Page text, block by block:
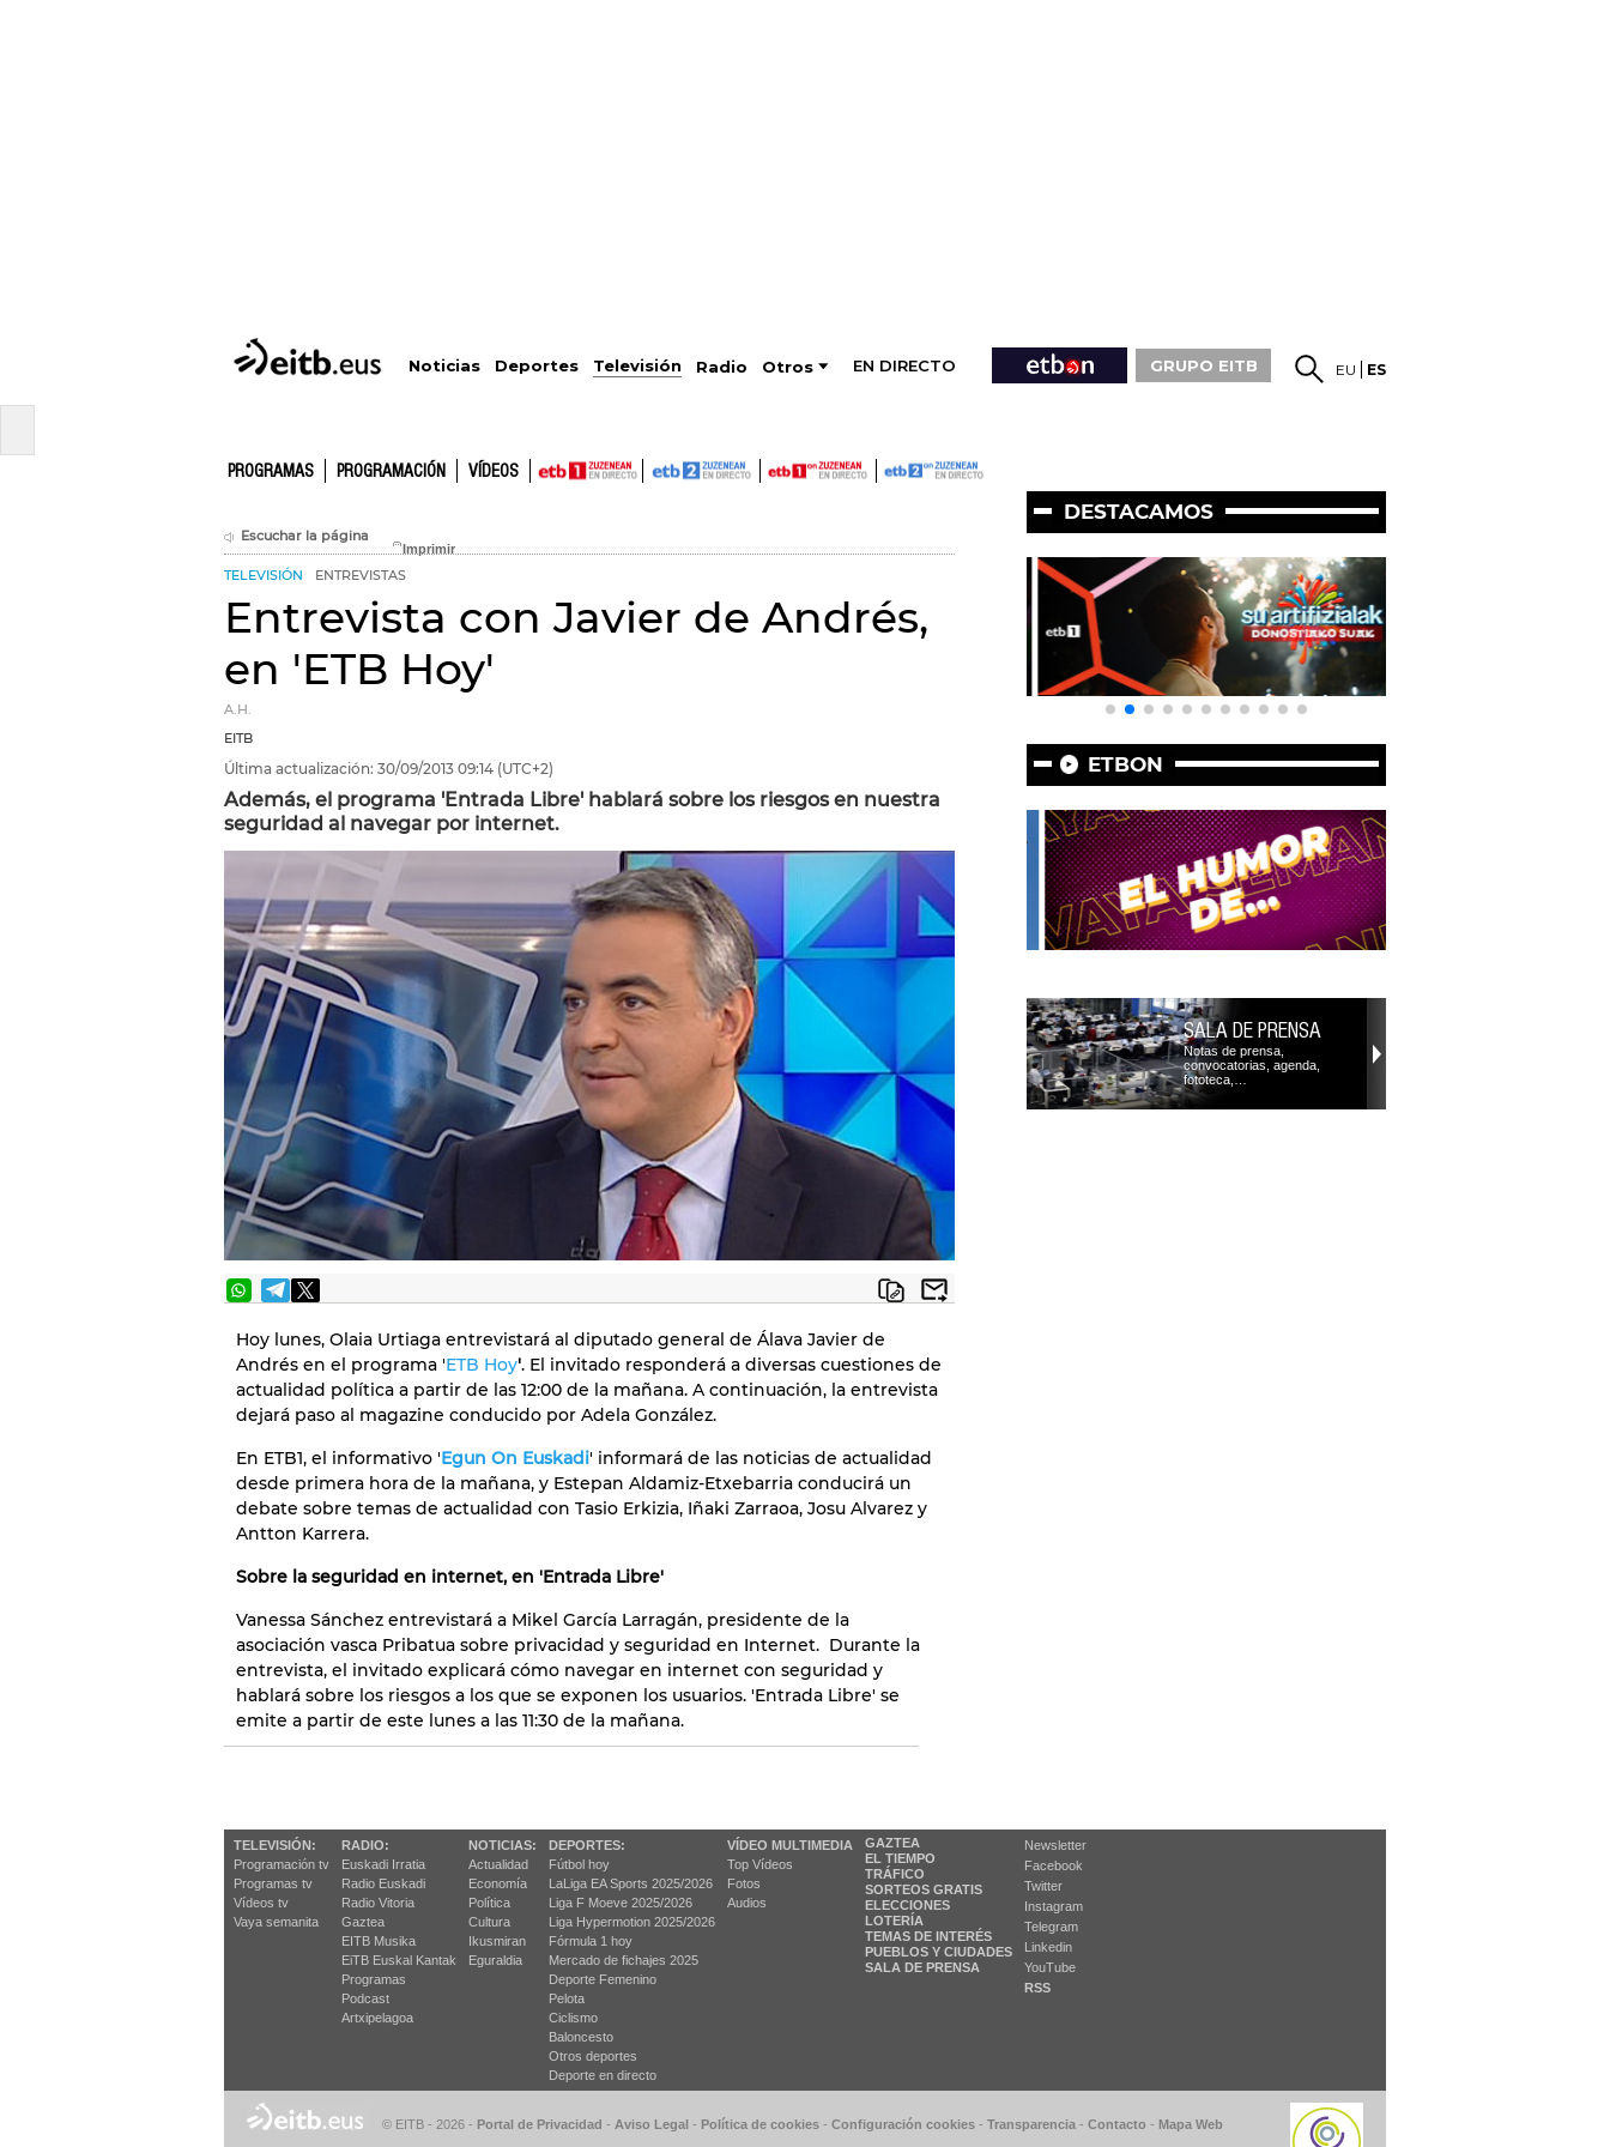
Noticias Deportes Televisión Radio Otros EN DIRECTO GRUPO EITB EU ES
PROGRAMAS PROGRAMACIÓN VÍDEOS
Escuchar la página
TELEVISIÓN ENTREVISTAS
Entrevista con Javier de Andrés,
en 'ETB Hoy'
A.H.
EITB
Última actualización: 30/09/2013 09:14 (UTC+2)
Además, el programa 'Entrada Libre' hablará sobre los riesgos en nuestra
seguridad al navegar por internet.
Hoy lunes, Olaia Urtiaga entrevistará al diputado general de Álava Javier de
Andrés en el programa 'ETB Hoy'. El invitado responderá a diversas cuestiones de
actualidad política a partir de las 12:00 de la mañana. A continuación, la entrevista
dejará paso al magazine conducido por Adela González.
En ETB1, el informativo 'Egun On Euskadi' informará de las noticias de actualidad
desde primera hora de la mañana, y Estepan Aldamiz-Etxebarria conducirá un
debate sobre temas de actualidad con Tasio Erkizia, Iñaki Zarraoa, Josu Alvarez y
Antton Karrera.
Sobre la seguridad en internet, en 'Entrada Libre'
Vanessa Sánchez entrevistará a Mikel García Larragán, presidente de la
asociación vasca Pribatua sobre privacidad y seguridad en Internet. Durante la
entrevista, el invitado explicará cómo navegar en internet con seguridad y
hablará sobre los riesgos a los que se exponen los usuarios. 'Entrada Libre' se
emite a partir de este lunes a las 11:30 de la mañana.
DESTACAMOS
ETBON
SALA DE PRENSA
Notas de prensa,
convocatorias, agenda,
fototeca,…
TELEVISIÓN:
Programación tv
Programas tv
Vídeos tv
Vaya semanita
RADIO:
Euskadi Irratia
Radio Euskadi
Radio Vitoria
Gaztea
EITB Musika
EiTB Euskal Kantak
Programas
Podcast
Artxipelagoa
NOTICIAS:
Actualidad
Economía
Política
Cultura
Ikusmiran
Eguraldia
DEPORTES:
Fútbol hoy
LaLiga EA Sports 2025/2026
Liga F Moeve 2025/2026
Liga Hypermotion 2025/2026
Fórmula 1 hoy
Mercado de fichajes 2025
Deporte Femenino
Pelota
Ciclismo
Baloncesto
Otros deportes
Deporte en directo
VÍDEO MULTIMEDIA
Top Vídeos
Fotos
Audios
GAZTEA
EL TIEMPO
TRÁFICO
SORTEOS GRATIS
ELECCIONES
LOTERÍA
TEMAS DE INTERÉS
PUEBLOS Y CIUDADES
SALA DE PRENSA
Newsletter
Facebook
Twitter
Instagram
Telegram
Linkedin
YouTube
RSS
© EITB - 2026 - Portal de Privacidad - Aviso Legal - Política de cookies - Configuración cookies - Transparencia - Contacto - Mapa Web